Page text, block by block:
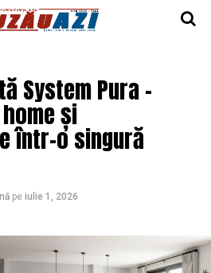
System Pura –
și
într-o singură
pe iulie 1, 2026